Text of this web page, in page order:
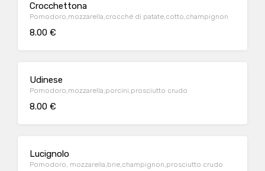
Crocchettona
Pomodoro,mozzarella,crocché di patate,cotto,champignon
8.00 €
Udinese
Pomodoro,mozzarella,porcini,prosciutto crudo
8.00 €
Lucignolo
Pomodoro, mozzarella,brie,champignon,prosciutto crudo